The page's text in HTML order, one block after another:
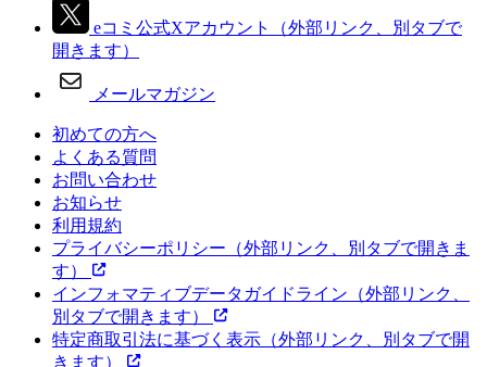
eコミ公式Xアカウント
（外部リンク、別タブで
開きます）
メールマガジン
初めての方へ
よくある質問
お問い合わせ
お知らせ
利用規約
プライバシーポリシー （外部リンク、別タブで開きま
す）
インフォマティブデータガイドライン （外部リンク、
別タブで開きます）
特定商取引法に基づく表示 （外部リンク、別タブで開
きます）